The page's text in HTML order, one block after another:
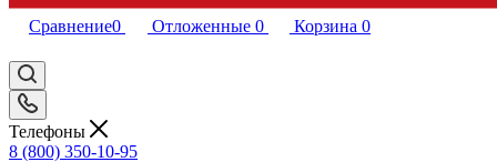
Сравнение0 Отложенные 0 Корзина 0
Телефоны
8 (800) 350-10-95